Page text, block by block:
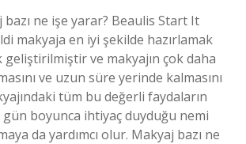
bazı ne işe yarar? Beaulis Start It
makyaja en iyi şekilde hazırlamak
geliştirilmiştir ve makyajın çok daha
ve uzun süre yerinde kalmasını
tüm bu değerli faydaların
gün boyunca ihtiyaç duyduğu nemi
da yardımcı olur. Makyaj bazı ne